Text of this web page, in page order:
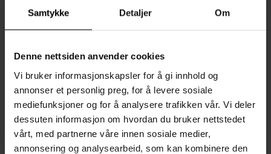
Samtykke Detaljer Om
Denne nettsiden anvender cookies
Vi bruker informasjonskapsler for å gi innhold og
annonser et personlig preg, for å levere sosiale
mediefunksjoner og for å analysere trafikken vår. Vi deler
dessuten informasjon om hvordan du bruker nettstedet
vårt, med partnerne våre innen sosiale medier,
annonsering og analysearbeid, som kan kombinere den
Pedagogisk trekube med
sorteringsklosser –
sansestimulerende lek for
barn
199,00 kr
Pedagogisk
tresorteringskube –
læring, lek og utvikling i ett
279,00kr Opprinnelig
pris
var:
279,00 kr.
219,00kr
pris